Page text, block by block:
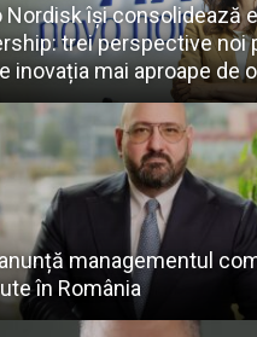
Nordisk își consolidează
trei perspective noi
inovația mai aproape de
managementul
în România